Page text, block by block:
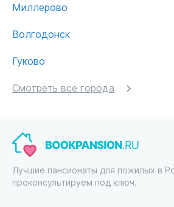
Миллерово
Волгодонск
Гуково
Смотреть все города
Лучшие пансионаты для пожилых в
проконсультируем под ключ.